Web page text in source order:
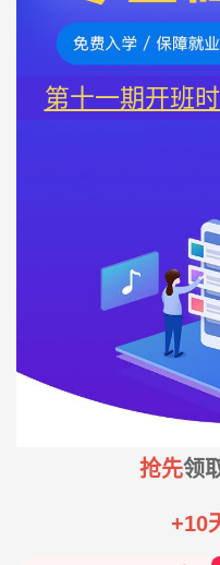
第十一期开班
抢先领
+10